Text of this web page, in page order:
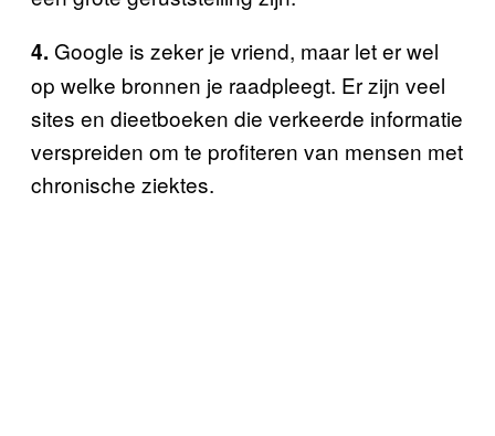
4. Google is zeker je vriend, maar let er wel
op welke bronnen je raadpleegt. Er zijn veel
sites en dieetboeken die verkeerde informatie
verspreiden om te profiteren van mensen met
chronische ziektes.